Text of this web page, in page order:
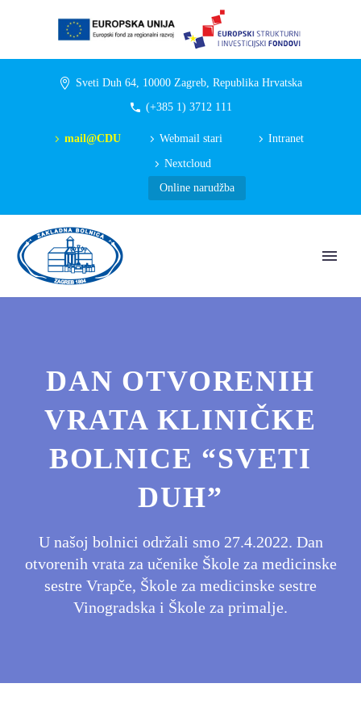
Sveti Duh 64, 10000 Zagreb, Republika Hrvatska
(+385 1) 3712 111
mail@CDU Webmail stari Intranet
Nextcloud
Online narudžba
DAN OTVORENIH
VRATA KLINIČKE
BOLNICE “SVETI
DUH”
U našoj bolnici održali smo 27.4.2022. Dan
otvorenih vrata za učenike Škole za medicinske
sestre Vrapče, Škole za medicinske sestre
Vinogradska i Škole za primalje.